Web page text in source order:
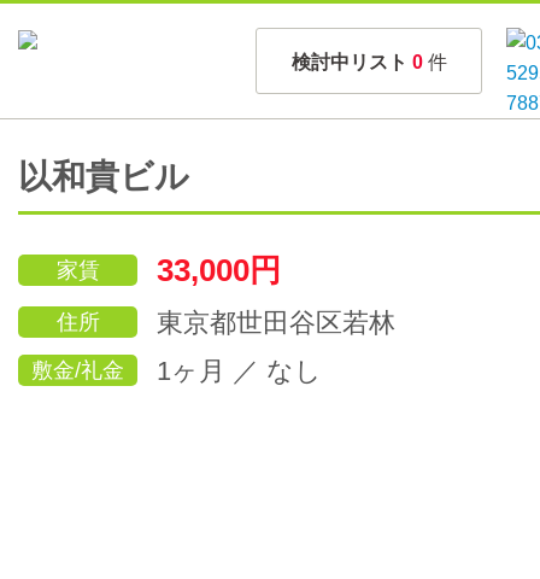
検討中リスト 0 件
以和貴ビル
家賃 33,000円
住所 東京都世田谷区若林
敷金/礼金 1ヶ月 ／ なし